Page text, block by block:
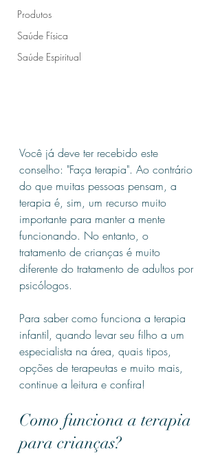
Produtos
Saúde Física
Saúde Espiritual
Você já deve ter recebido este
conselho: "Faça terapia". Ao contrário
do que muitas pessoas pensam, a
terapia é, sim, um recurso muito
importante para manter a mente
funcionando. No entanto, o
tratamento de crianças é muito
diferente do tratamento de adultos por
psicólogos.
Para saber como funciona a terapia
infantil, quando levar seu filho a um
especialista na área, quais tipos,
opções de terapeutas e muito mais,
continue a leitura e confira!
Como funciona a terapia
para crianças?